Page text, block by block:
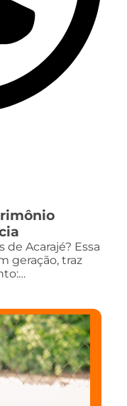
de Acarajé? Essa
geração, traz